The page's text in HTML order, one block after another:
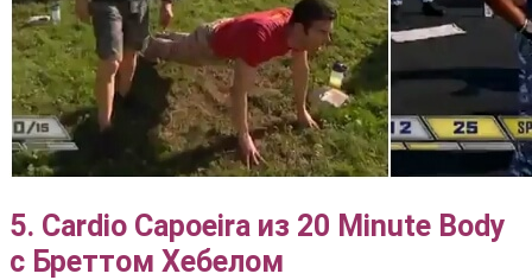
5. Cardio Capoeira из 20 Minute Body
с Бреттом Хебелом